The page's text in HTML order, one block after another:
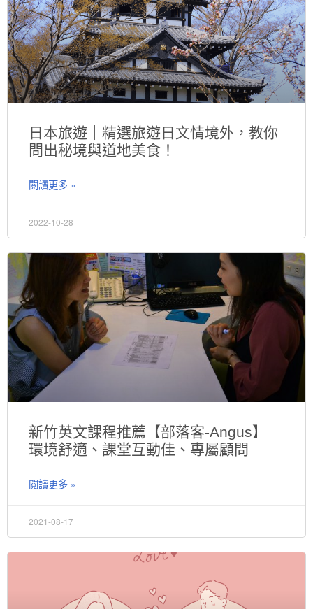
日本旅遊｜精選旅遊日文情境外，教你
問出秘境與道地美食！
閱讀更多 »
2022-10-28
新竹英文課程推薦【部落客-Angus】
環境舒適、課堂互動佳、專屬顧問
閱讀更多 »
2021-08-17